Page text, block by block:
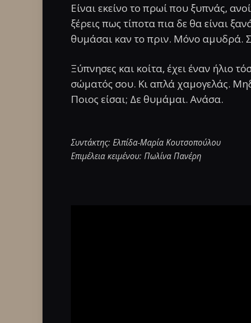
Είναι εκείνο το πρωί που ξυπνάς,
ξέρεις πως τίποτα πια δε θα είναι
θυμάσαι καν το πριν. Μόνο αμυδρά.
Ξύπνησες και κοίτα, έχει έναν ήλιο
σώματός σου. Κι απλά χαμογελάς.
Ποιος είσαι; Δε θυμάμαι. Ανάσα.
Συντάκτης: Ελπίδα-Μαρία Κουτσοπούλου
Επιμέλεια κειμένου: Πωλίνα Πανέρη